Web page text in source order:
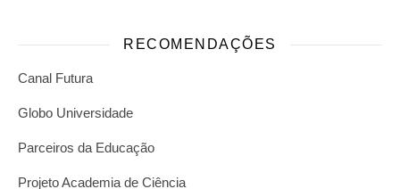
RECOMENDAÇÕES
Canal Futura
Globo Universidade
Parceiros da Educação
Projeto Academia de Ciência